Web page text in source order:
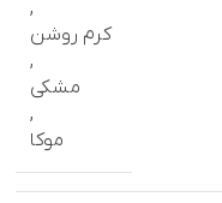
,
کرم روشن
,
مشکی
,
موکا